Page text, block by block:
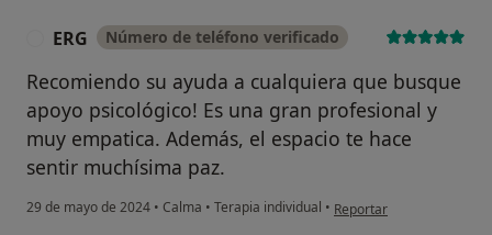
ERG Número de teléfono verificado
Recomiendo su ayuda a cualquiera que busque
apoyo psicológico! Es una gran profesional y
muy empatica. Además, el espacio te hace
sentir muchísima paz.
29 de mayo de 2024 • Calma • Terapia individual • en opinión del usuario
Reportar